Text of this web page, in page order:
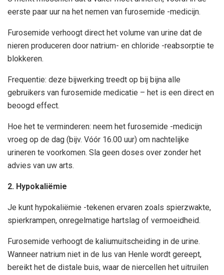
eerste paar uur na het nemen van furosemide -medicijn.
Furosemide verhoogt direct het volume van urine dat de
nieren produceren door natrium- en chloride -reabsorptie te
blokkeren.
Frequentie: deze bijwerking treedt op bij bijna alle
gebruikers van furosemide medicatie – het is een direct en
beoogd effect.
Hoe het te verminderen: neem het furosemide -medicijn
vroeg op de dag (bijv. Vóór 16.00 uur) om nachtelijke
urineren te voorkomen. Sla geen doses over zonder het
advies van uw arts.
2. Hypokaliëmie
Je kunt hypokaliëmie -tekenen ervaren zoals spierzwakte,
spierkrampen, onregelmatige hartslag of vermoeidheid.
Furosemide verhoogt de kaliumuitscheiding in de urine.
Wanneer natrium niet in de lus van Henle wordt gereept,
bereikt het de distale buis, waar de niercellen het uitruilen